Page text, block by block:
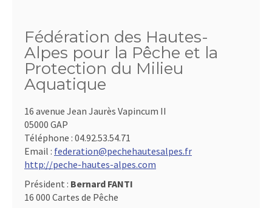
Fédération des Hautes-
Alpes pour la Pêche et la
Protection du Milieu
Aquatique
16 avenue Jean Jaurès Vapincum II
05000 GAP
Téléphone : 04.92.53.54.71
Email : federation@pechehautesalpes.fr
http://peche-hautes-alpes.com
Président : Bernard FANTI
16 000 Cartes de Pêche